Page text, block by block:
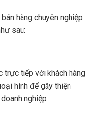
hàng chuyên nghiệp
sau:
trực tiếp với khách hàng
hình để gây thiện
nghiệp.